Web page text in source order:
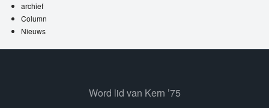
archief
Column
Nieuws
Word lid van Kern ’75